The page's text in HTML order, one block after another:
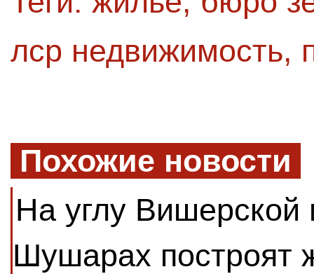
лср недвижимость,
Похожие новости
На углу Вишерской
Шушарах построят